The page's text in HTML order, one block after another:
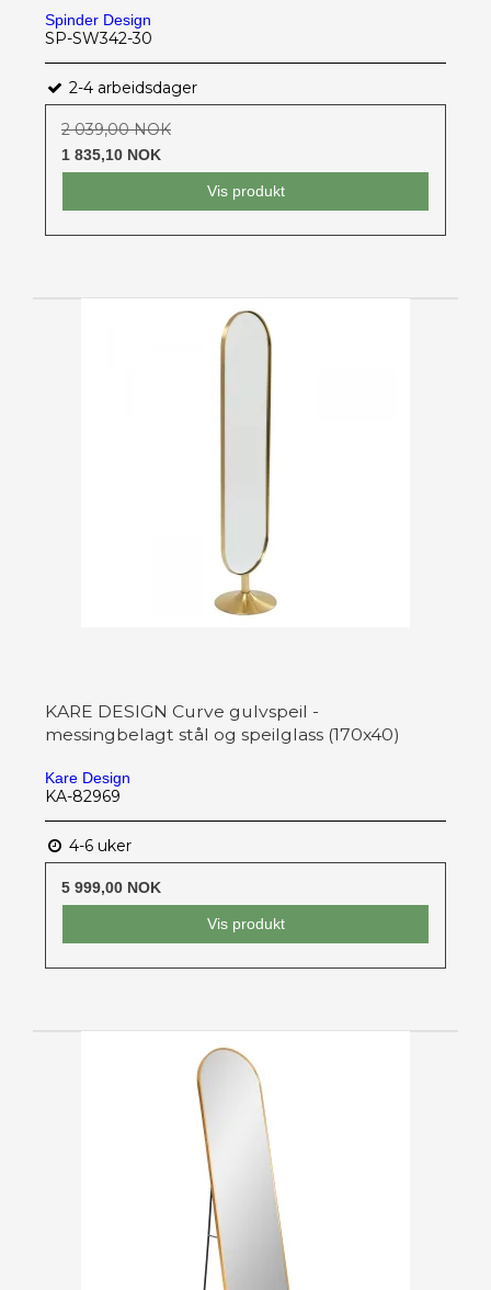
Spinder Design
SP-SW342-30
2-4 arbeidsdager
2 039,00 NOK
1 835,10 NOK
Vis produkt
KARE DESIGN Curve gulvspeil -
messingbelagt stål og speilglass (170x40)
Kare Design
KA-82969
4-6 uker
5 999,00 NOK
Vis produkt